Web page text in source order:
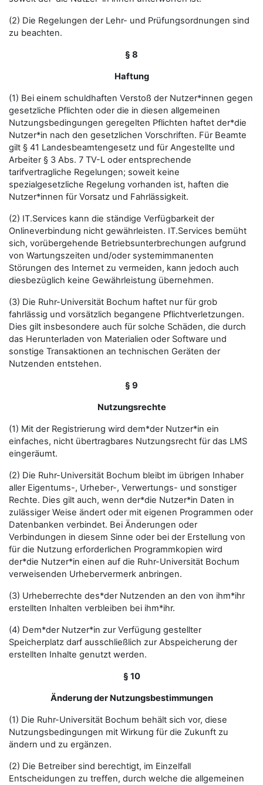
(2) Die Regelungen der Lehr- und Prüfungsordnungen sind
zu beachten.
§ 8
Haftung
(1) Bei einem schuldhaften Verstoß der Nutzer*innen gegen
gesetzliche Pflichten oder die in diesen allgemeinen
Nutzungsbedingungen geregelten Pflichten haftet der*die
Nutzer*in nach den gesetzlichen Vorschriften. Für Beamte
gilt § 41 Landesbeamtengesetz und für Angestellte und
Arbeiter § 3 Abs. 7 TV-L oder entsprechende
tarifvertragliche Regelungen; soweit keine
spezialgesetzliche Regelung vorhanden ist, haften die
Nutzer*innen für Vorsatz und Fahrlässigkeit.
(2) IT.Services kann die ständige Verfügbarkeit der
Onlineverbindung nicht gewährleisten. IT.Services bemüht
sich, vorübergehende Betriebsunterbrechungen aufgrund
von Wartungszeiten und/oder systemimmanenten
Störungen des Internet zu vermeiden, kann jedoch auch
diesbezüglich keine Gewährleistung übernehmen.
(3) Die Ruhr-Universität Bochum haftet nur für grob
fahrlässig und vorsätzlich begangene Pflichtverletzungen.
Dies gilt insbesondere auch für solche Schäden, die durch
das Herunterladen von Materialien oder Software und
sonstige Transaktionen an technischen Geräten der
Nutzenden entstehen.
§ 9
Nutzungsrechte
(1) Mit der Registrierung wird dem*der Nutzer*in ein
einfaches, nicht übertragbares Nutzungsrecht für das LMS
eingeräumt.
(2) Die Ruhr-Universität Bochum bleibt im übrigen Inhaber
aller Eigentums-, Urheber-, Verwertungs- und sonstiger
Rechte. Dies gilt auch, wenn der*die Nutzer*in Daten in
zulässiger Weise ändert oder mit eigenen Programmen oder
Datenbanken verbindet. Bei Änderungen oder
Verbindungen in diesem Sinne oder bei der Erstellung von
für die Nutzung erforderlichen Programmkopien wird
der*die Nutzer*in einen auf die Ruhr-Universität Bochum
verweisenden Urhebervermerk anbringen.
(3) Urheberrechte des*der Nutzenden an den von ihm*ihr
erstellten Inhalten verbleiben bei ihm*ihr.
(4) Dem*der Nutzer*in zur Verfügung gestellter
Speicherplatz darf ausschließlich zur Abspeicherung der
erstellten Inhalte genutzt werden.
§ 10
Änderung der Nutzungsbestimmungen
(1) Die Ruhr-Universität Bochum behält sich vor, diese
Nutzungsbedingungen mit Wirkung für die Zukunft zu
ändern und zu ergänzen.
(2) Die Betreiber sind berechtigt, im Einzelfall
Entscheidungen zu treffen, durch welche die allgemeinen